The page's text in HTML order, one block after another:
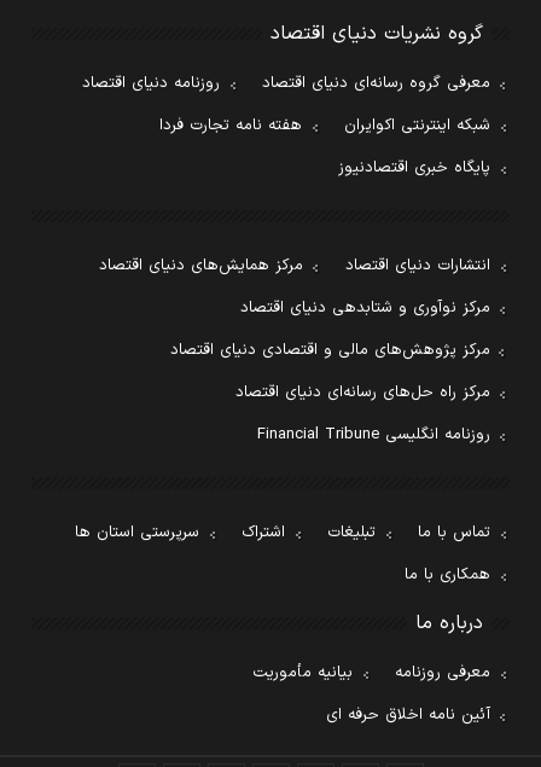
گروه نشریات دنیای اقتصاد
معرفی گروه رسانه‌ای دنیای اقتصاد
روزنامه دنیای اقتصاد
شبکه اینترنتی اکوایران
هفته نامه تجارت فردا
پایگاه خبری اقتصادنیوز
انتشارات دنیای اقتصاد
مرکز همایش‌های دنیای اقتصاد
مرکز نوآوری و شتابدهی دنیای اقتصاد
مرکز پژوهش‌های مالی و اقتصادی دنیای اقتصاد
مرکز راه حل‌های رسانه‌ای دنیای اقتصاد
روزنامه انگلیسی Financial Tribune
تماس با ما تبلیغات اشتراک
سرپرستی استان ها
همکاری با ما
درباره ما
معرفی روزنامه
بیانیه مأموریت
آئین نامه اخلاق حرفه ای